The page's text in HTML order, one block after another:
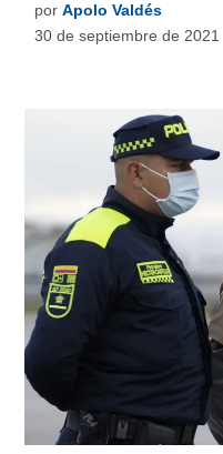
por Apolo Valdés
30 de septiembre de 2021